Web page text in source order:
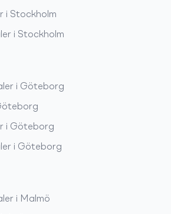
i Stockholm
i Stockholm
i Göteborg
i Göteborg
i Göteborg
i Malmö